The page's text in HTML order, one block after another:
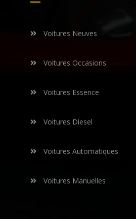
Voitures Neuves
Voitures Occasions
Voitures Essence
Voitures Diesel
Voitures Automatiques
Voitures Manuelles